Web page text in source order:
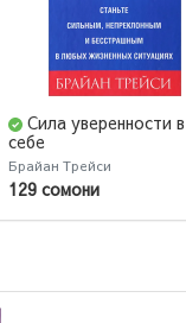
Сила уверенности в
себе
Брайан Трейси
129 сомони